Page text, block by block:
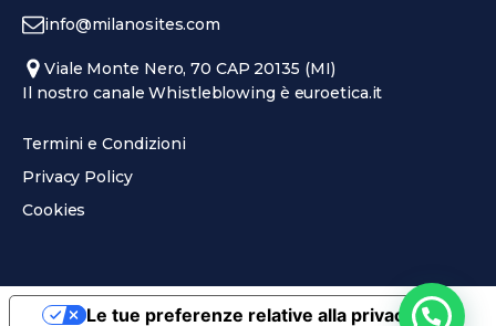
info@milanosites.com
Viale Monte Nero, 70 CAP 20135 (MI)
Il nostro canale Whistleblowing è euroetica.it
Termini e Condizioni
Privacy Policy
Cookies
Le tue preferenze relative alla privacy